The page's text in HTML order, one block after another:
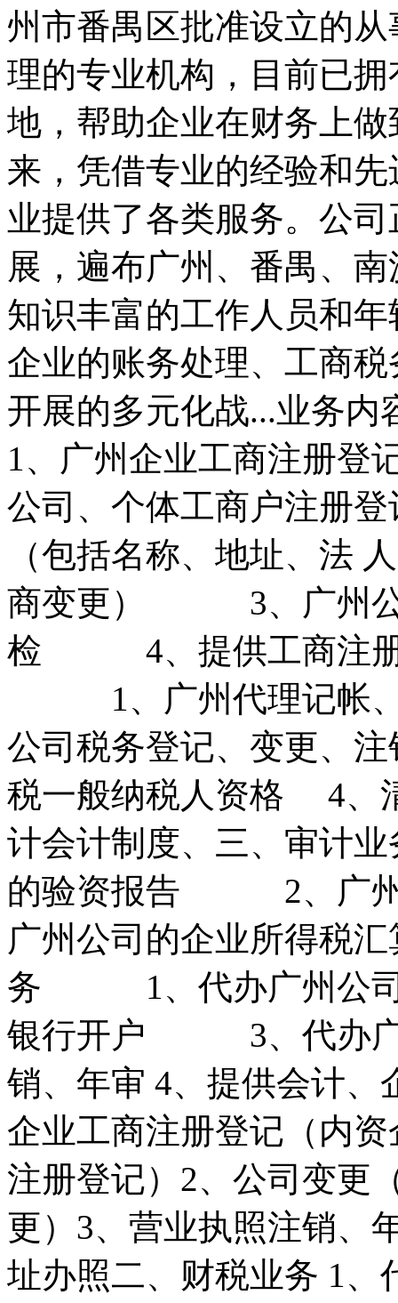
州市番禺区批准设立的
理的专业机构，目前已
地，帮助企业在财务上
来，凭借专业的经验和
业提供了各类服务。公
展，遍布广州、番禺、
知识丰富的工作人员和
企业的账务处理、工商
开展的多元化战...业
1、广州企业工商注册登
公司、个体工商户注
（包括名称、地址、法
商变更） 3、广州公
检 4、提供工商注册
1、广州代理记帐
公司税务登记、变更
税一般纳税人资格 4、
计会计制度、三、
的验资报告 2、广
广州公司的企业所得税
务 1、代办广州公
银行开户 3、代办广
销、年审 4、提供会计、
企业工商注册登记（内
注册登记）2、公司变更
更）3、营业执照注销、
址办照二、财税业务 1、